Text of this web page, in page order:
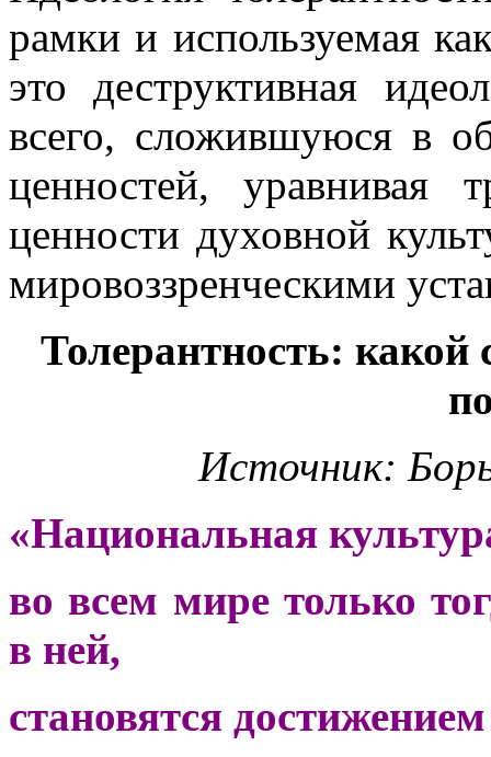
рамки и используемая
это деструктивная
всего, сложившуюся в
ценностей, уравнивая
ценности духовной
мировоззренческими
Толерантность:
Источник:
«Национальная
во всем мире только
в ней,
становятся